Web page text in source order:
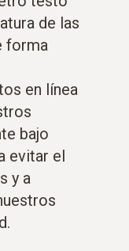
de las
forma
en línea
bajo
evitar el
y a